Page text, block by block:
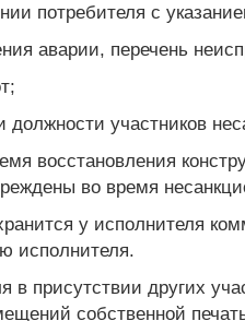
потребителя с
аварии, перечень
участников
восстановления
во время
у исполнителя
исполнителя.
в присутствии других
собственной